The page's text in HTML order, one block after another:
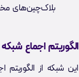
بلاک‌چین‌های
الگوریتم اجماع شبکه